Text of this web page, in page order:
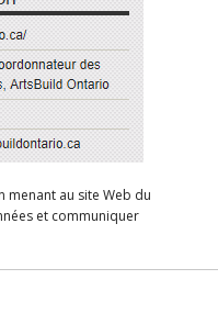
menant au site Web du
et communiquer